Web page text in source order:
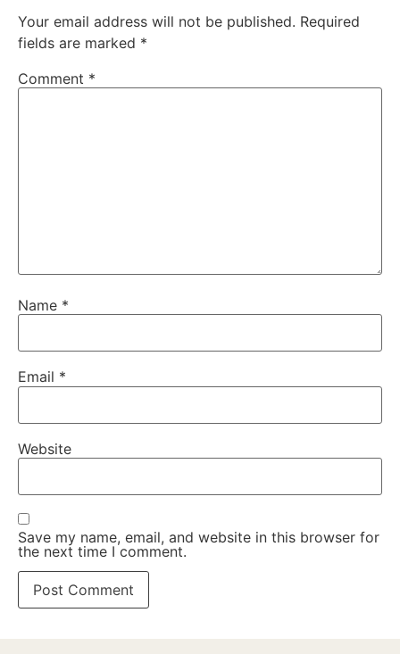
Your email address will not be published. Required
fields are marked *
Comment *
Name *
Email *
Website
Save my name, email, and website in this browser for
the next time I comment.